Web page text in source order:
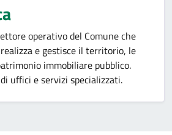
operativo del Comune che
e gestisce il territorio, le
immobiliare pubblico.
uffici e servizi specializzati.